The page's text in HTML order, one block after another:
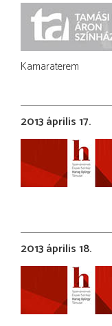
Kamaraterem
2013 április 17.
2013 április 18.